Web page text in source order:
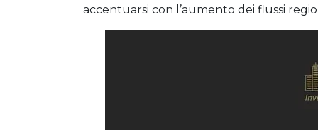
accentuarsi con l’aumento dei flussi